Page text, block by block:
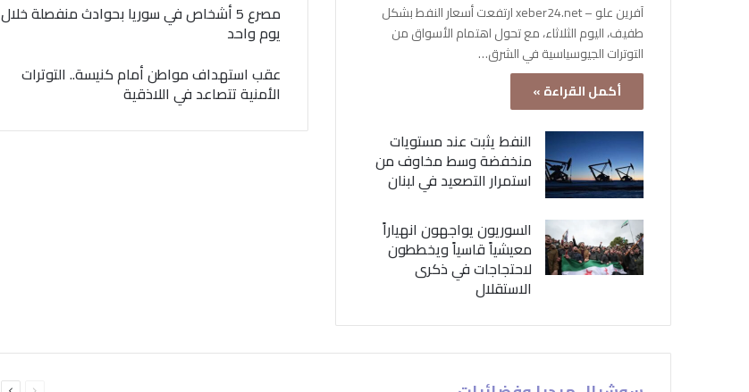
آفرين علو – xeber24.net ارتفعت أسعار النفط بشكل
طفيف، اليوم الثلاثاء، مع تحول اهتمام الأسواق من
التوترات الجيوسياسية في الشرق…
أكمل القراءة »
النفط يثبت عند مستويات
منخفضة وسط مخاوف من
استمرار التصعيد في لبنان
السوريون يواجهون انهياراً
معيشياً قاسياً ويخططون
لاحتجاجات في ذكرى
الاستقلال
مصرع 5 أشخاص في سوريا بحوادث منفصلة خلال
يوم واحد
عقب استهداف مواطن أمام كنيسة.. التوترات
الأمنية تتصاعد في اللاذقية